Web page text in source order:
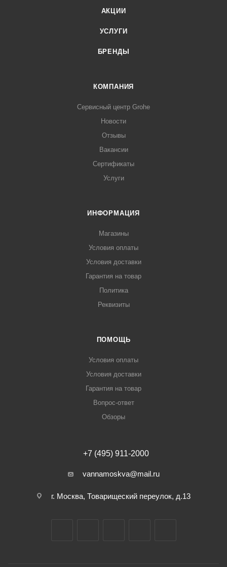
АКЦИИ
УСЛУГИ
БРЕНДЫ
КОМПАНИЯ
Сервисный центр Grohe
Новости
Отзывы
Вакансии
Сертификаты
Услуги
ИНФОРМАЦИЯ
Магазины
Условия оплаты
Условия доставки
Гарантия на товар
Политика
Реквизиты
ПОМОЩЬ
Условия оплаты
Условия доставки
Гарантия на товар
Вопрос-ответ
Обзоры
+7 (495) 911-2000
vannamoskva@mail.ru
г. Москва, Товарищеский переулок, д.13